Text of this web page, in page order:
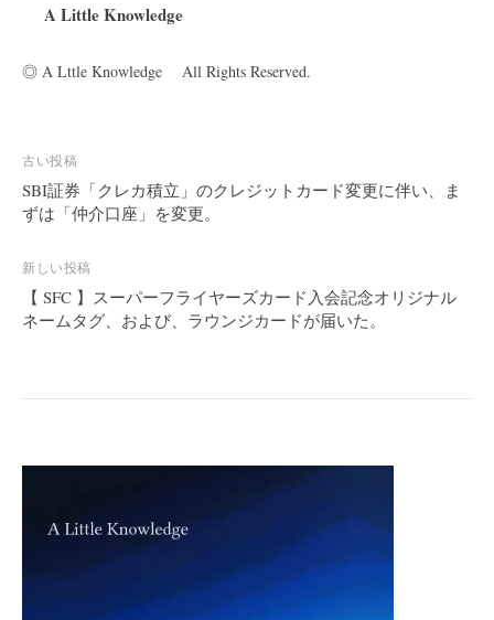
A Little Knowledge
◎ A Lttle Knowledge All Rights Reserved.
投
稿
ナ
ゲ
ー
シ
ン
古い投稿
SBI証券「クレカ積立」のクレジットカード変更に伴い、ま
ずは「仲介口座」を変更。
新しい投稿
【 SFC 】スーパーフライヤーズカード入会記念オリジナル
ネームタグ、および、ラウンジカードが届いた。